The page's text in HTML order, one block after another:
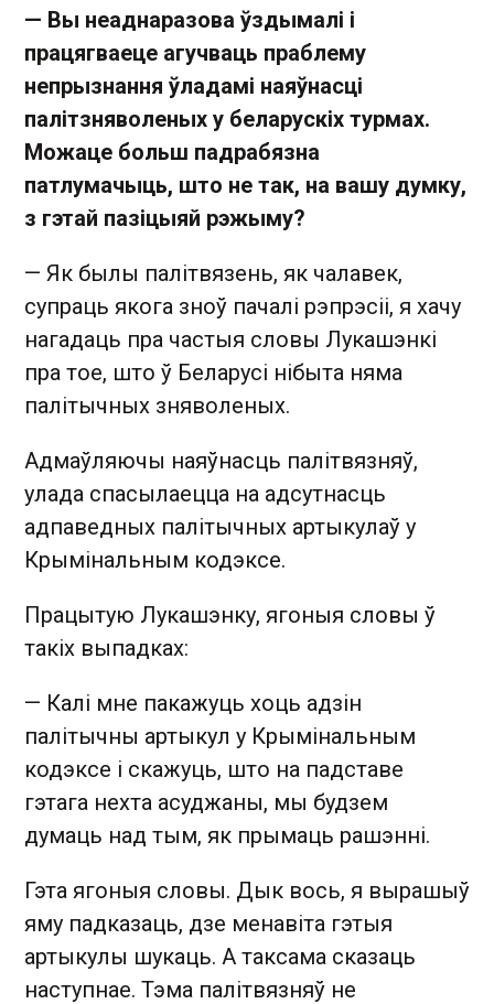
— Вы неаднаразова ўздымалі і
працягваеце агучваць праблему
непрызнання ўладамі наяўнасці
палітзняволеных у беларускіх турмах.
Можаце больш падрабязна
патлумачыць, што не так, на вашу думку,
з гэтай пазіцыяй рэжыму?
— Як былы палітвязень, як чалавек,
супраць якога зноў пачалі рэпрэсіі, я хачу
нагадаць пра частыя словы Лукашэнкі
пра тое, што ў Беларусі нібыта няма
палітычных зняволеных.
Адмаўляючы наяўнасць палітвязняў,
улада спасылаецца на адсутнасць
адпаведных палітычных артыкулаў у
Крымінальным кодэксе.
Працытую Лукашэнку, ягоныя словы ў
такіх выпадках:
— Калі мне пакажуць хоць адзін
палітычны артыкул у Крымінальным
кодэксе і скажуць, што на падставе
гэтага нехта асуджаны, мы будзем
думаць над тым, як прымаць рашэнні.
Гэта ягоныя словы. Дык вось, я вырашыў
яму падказаць, дзе менавіта гэтыя
артыкулы шукаць. А таксама сказаць
наступнае. Тэма палітвязняў не